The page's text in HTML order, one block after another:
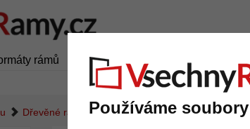
Používáme
rámů Značky Rámy na míru
Přepravní náklady 390 Kč
Dřevěné rámy Dřevěný rám Tinkisso na míru